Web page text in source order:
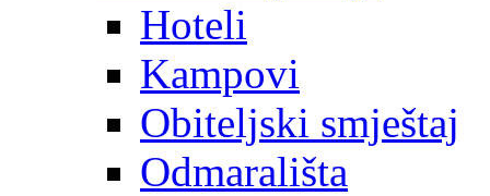
Hoteli
Kampovi
Obiteljski smještaj
Odmarališta